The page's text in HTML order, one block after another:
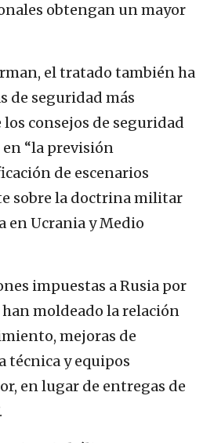
obtengan un mayor
el tratado también ha
de seguridad más
consejos de seguridad
en “la previsión
de escenarios
sobre la doctrina militar
en Ucrania y Medio
impuestas a Rusia por
moldeado la relación
mejoras de
técnica y equipos
en lugar de entregas de